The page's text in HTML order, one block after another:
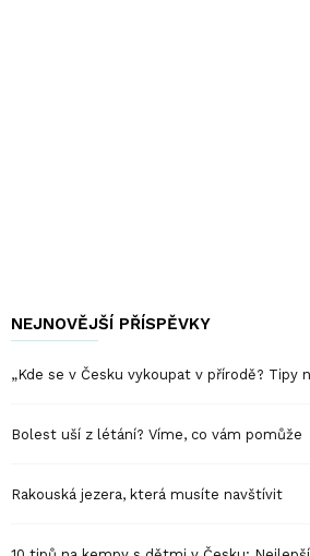
NEJNOVĚJŠÍ PŘÍSPĚVKY
„Kde se v Česku vykoupat v přírodě? Tipy
Bolest uší z létání? Víme, co vám pomůže
Rakouská jezera, která musíte navštívit